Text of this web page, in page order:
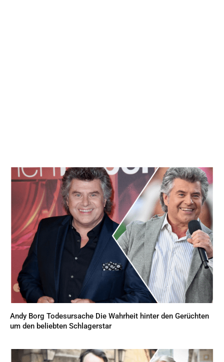
Andy Borg Todesursache Die Wahrheit hinter den Gerüchten
um den beliebten Schlagerstar